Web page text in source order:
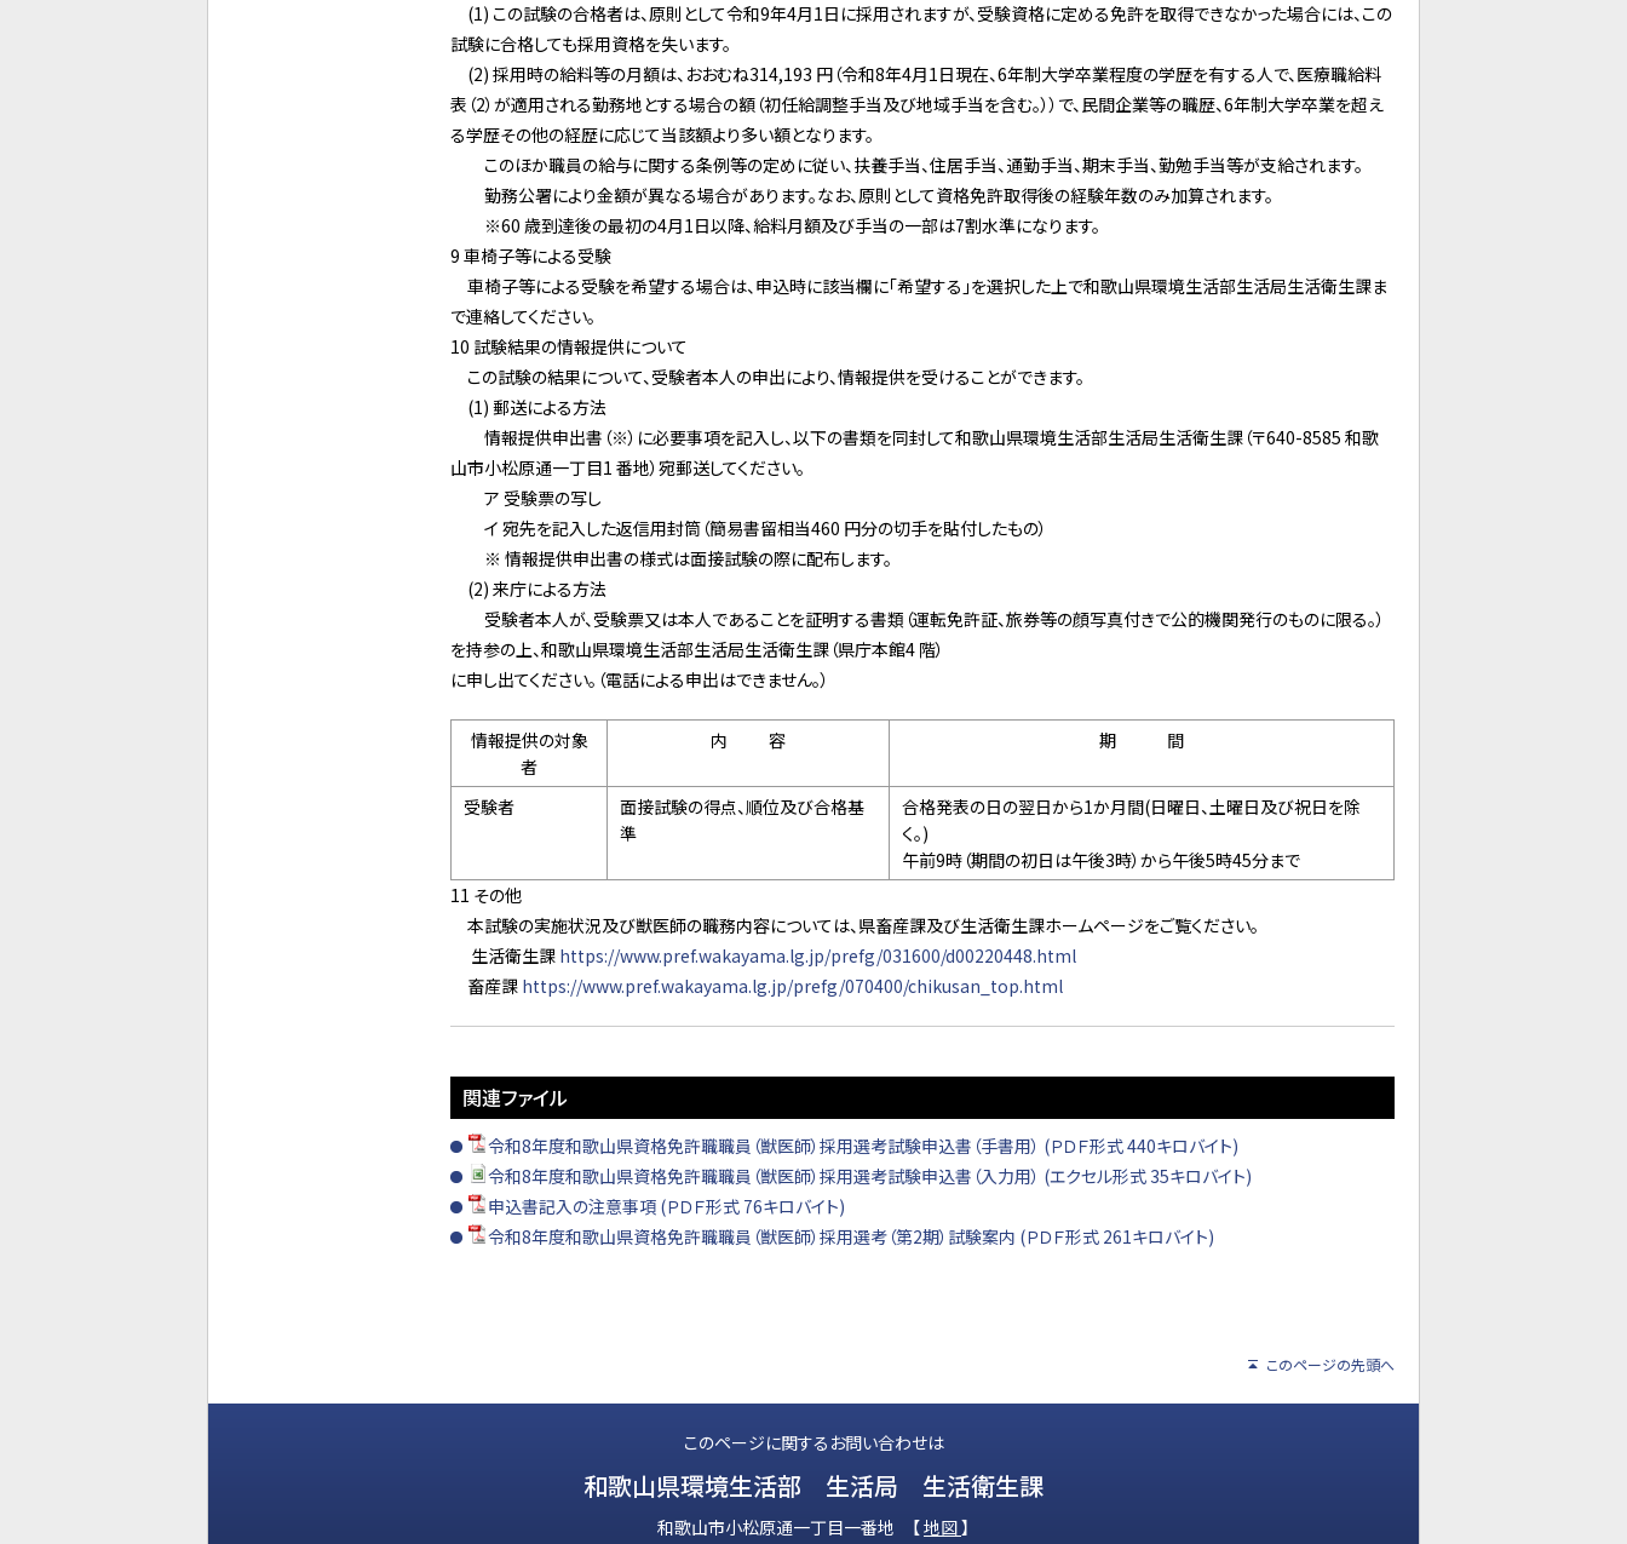
(1) この試験の合格者は、原則として令和9年4月1日に採用されますが、受験資格に定める免許を取得できなかった場合には、この
試験に合格しても採用資格を失います。
(2) 採用時の給料等の月額は、おおむね314,193 円（令和8年4月1日現在、6年制大学卒業程度の学歴を有する人で、医療職給料
表（2）が適用される勤務地とする場合の額（初任給調整手当及び地域手当を含む。））で、民間企業等の職歴、6年制大学卒業を超え
る学歴その他の経歴に応じて当該額より多い額となります。
このほか職員の給与に関する条例等の定めに従い、扶養手当、住居手当、通勤手当、期末手当、勤勉手当等が支給されます。
勤務公署により金額が異なる場合があります。なお、原則として資格免許取得後の経験年数のみ加算されます。
※60 歳到達後の最初の4月1日以降、給料月額及び手当の一部は7割水準になります。
9 車椅子等による受験
車椅子等による受験を希望する場合は、申込時に該当欄に「希望する」を選択した上で和歌山県環境生活部生活局生活衛生課ま
で連絡してください。
10 試験結果の情報提供について
この試験の結果について、受験者本人の申出により、情報提供を受けることができます。
(1) 郵送による方法
情報提供申出書（※）に必要事項を記入し、以下の書類を同封して和歌山県環境生活部生活局生活衛生課（〒640-8585 和歌
山市小松原通一丁目1 番地）宛郵送してください。
ア 受験票の写し
イ 宛先を記入した返信用封筒（簡易書留相当460 円分の切手を貼付したもの）
※ 情報提供申出書の様式は面接試験の際に配布します。
(2) 来庁による方法
受験者本人が、受験票又は本人であることを証明する書類（運転免許証、旅券等の顔写真付きで公的機関発行のものに限る。）
を持参の上、和歌山県環境生活部生活局生活衛生課（県庁本館4 階）
に申し出てください。（電話による申出はできません。）
情報提供の対象
者
内 容 期 間
受験者
面接試験の得点、順位及び合格基
準
合格発表の日の翌日から1か月間(日曜日、土曜日及び祝日を除
く。)
午前9時（期間の初日は午後3時）から午後5時45分まで
11 その他
本試験の実施状況及び獣医師の職務内容については、県畜産課及び生活衛生課ホームページをご覧ください。
生活衛生課 https://www.pref.wakayama.lg.jp/prefg/031600/d00220448.html
畜産課 https://www.pref.wakayama.lg.jp/prefg/070400/chikusan_top.html
関連ファイル
令和8年度和歌山県資格免許職職員（獣医師）採用選考試験申込書（手書用） (ＰＤＦ形式 440キロバイト)
令和8年度和歌山県資格免許職職員（獣医師）採用選考試験申込書（入力用） (エクセル形式 35キロバイト)
申込書記入の注意事項 (ＰＤＦ形式 76キロバイト)
令和8年度和歌山県資格免許職職員（獣医師）採用選考（第2期）試験案内 (ＰＤＦ形式 261キロバイト)
このページの先頭へ
このページに関するお問い合わせは
和歌山県環境生活部 生活局 生活衛生課
和歌山市小松原通一丁目一番地 【地図】